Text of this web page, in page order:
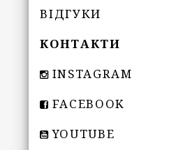
ВІДГУКИ
КОНТАКТИ
INSTAGRAM
FACEBOOK
YOUTUBE